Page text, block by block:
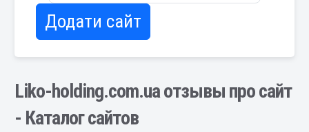
Додати сайт
Liko-holding.com.ua отзывы про сайт
- Каталог сайтов